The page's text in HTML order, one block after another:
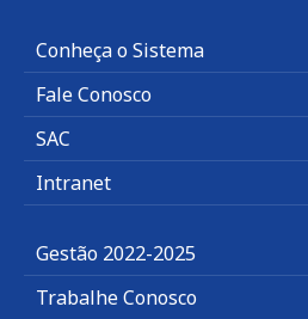
Conheça o Sistema
Fale Conosco
SAC
Intranet
Gestão 2022-2025
Trabalhe Conosco